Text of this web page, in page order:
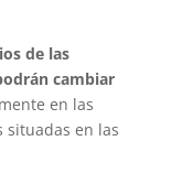
de las
cambiar
en las
situadas en las